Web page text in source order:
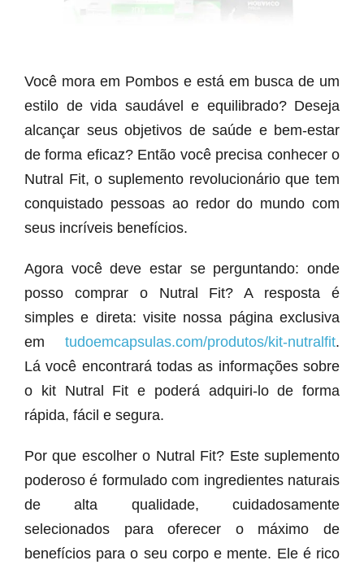
Você mora em Pombos e está em busca de um
estilo de vida saudável e equilibrado? Deseja
alcançar seus objetivos de saúde e bem-estar
de forma eficaz? Então você precisa conhecer o
Nutral Fit, o suplemento revolucionário que tem
conquistado pessoas ao redor do mundo com
seus incríveis benefícios.
Agora você deve estar se perguntando: onde
posso comprar o Nutral Fit? A resposta é
simples e direta: visite nossa página exclusiva
em tudoemcapsulas.com/produtos/kit-nutralfit.
Lá você encontrará todas as informações sobre
o kit Nutral Fit e poderá adquiri-lo de forma
rápida, fácil e segura.
Por que escolher o Nutral Fit? Este suplemento
poderoso é formulado com ingredientes naturais
de alta qualidade, cuidadosamente
selecionados para oferecer o máximo de
benefícios para o seu corpo e mente. Ele é rico